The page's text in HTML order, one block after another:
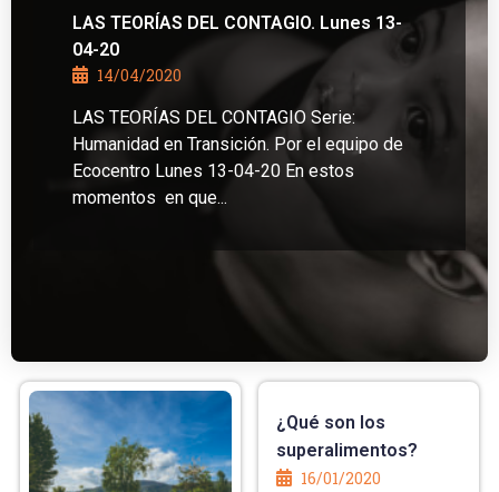
LAS TEORÍAS DEL CONTAGIO. Lunes 13-
04-20
14/04/2020
LAS TEORÍAS DEL CONTAGIO Serie:
Humanidad en Transición. Por el equipo de
Ecocentro Lunes 13-04-20 En estos
momentos en que...
¿Qué son los
superalimentos?
16/01/2020